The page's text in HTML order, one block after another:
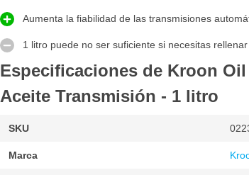
Aumenta la fiabilidad de las transmisiones
1 litro puede no ser suficiente si necesitas
Especificaciones de Kroon Oil
Aceite Transmisión - 1 litro
SKU
Marca